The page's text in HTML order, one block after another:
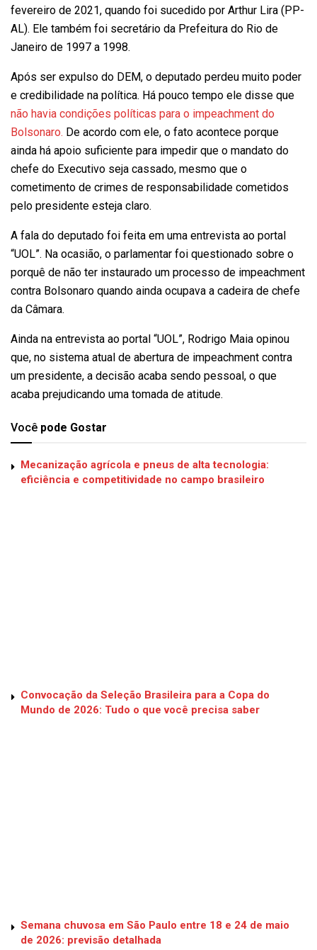
fevereiro de 2021, quando foi sucedido por Arthur Lira (PP-
AL). Ele também foi secretário da Prefeitura do Rio de
Janeiro de 1997 a 1998.
Após ser expulso do DEM, o deputado perdeu muito poder
e credibilidade na política. Há pouco tempo ele disse que
não havia condições políticas para o impeachment do
Bolsonaro. De acordo com ele, o fato acontece porque
ainda há apoio suficiente para impedir que o mandato do
chefe do Executivo seja cassado, mesmo que o
cometimento de crimes de responsabilidade cometidos
pelo presidente esteja claro.
A fala do deputado foi feita em uma entrevista ao portal
“UOL”. Na ocasião, o parlamentar foi questionado sobre o
porquê de não ter instaurado um processo de impeachment
contra Bolsonaro quando ainda ocupava a cadeira de chefe
da Câmara.
Ainda na entrevista ao portal “UOL”, Rodrigo Maia opinou
que, no sistema atual de abertura de impeachment contra
um presidente, a decisão acaba sendo pessoal, o que
acaba prejudicando uma tomada de atitude.
Você pode Gostar
Mecanização agrícola e pneus de alta tecnologia:
eficiência e competitividade no campo brasileiro
Convocação da Seleção Brasileira para a Copa do
Mundo de 2026: Tudo o que você precisa saber
Semana chuvosa em São Paulo entre 18 e 24 de maio
de 2026: previsão detalhada